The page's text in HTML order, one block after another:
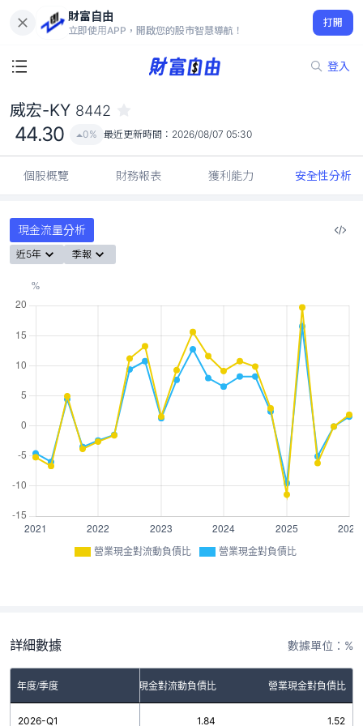
財富自由
立即使用APP，開啟您的股市智慧導航！
打開
登入
44.30
0%
威宏-KY 8442
44.30 0% 最近更新時間： 2026/08/07 05:30
個股概覽 財務報表 獲利能力 安全性分析
現金流量分析
近5年 季報
營業現金對流動負債比 營業現金對負債比
詳細數據 數據單位：%
年度/季度 營業現金對流動負債比 營業現金對負債比
2026-Q1 1.84 1.52